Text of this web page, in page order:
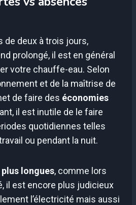
de deux à trois jours,
prolongé, il est en général
votre chauffe-eau. Selon
et de la maîtrise de
de faire des économies
il est inutile de le faire
quotidiennes telles
ou pendant la nuit.
longues, comme lors
il est encore plus judicieux
l’électricité mais aussi